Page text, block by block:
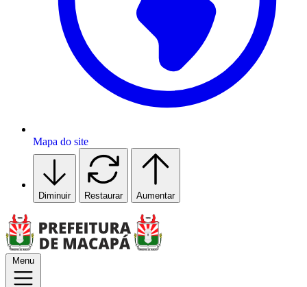
Mapa do site
Diminuir Restaurar Aumentar
Menu